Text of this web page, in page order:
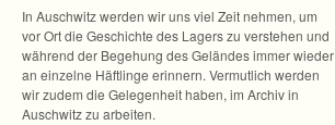
In Ausch­witz wer­den wir uns viel Zeit neh­men, um
vor Ort die Geschichte des Lagers zu ver­ste­hen und
wäh­rend der Bege­hung des Gelän­des immer wie­der
an ein­zelne Häft­linge erin­nern. Ver­mut­lich wer­den
wir zudem die Gele­gen­heit haben, im Archiv in
Ausch­witz zu arbeiten.